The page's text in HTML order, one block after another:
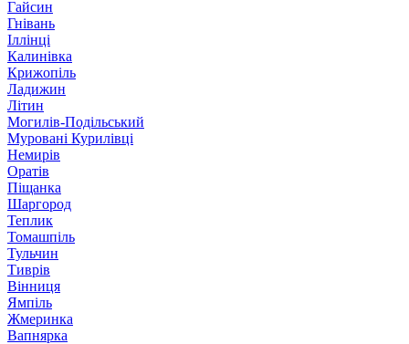
Гайсин
Гнівань
Іллінці
Калинівка
Крижопіль
Ладижин
Літин
Могилів-Подільський
Муровані Курилівці
Немирів
Оратів
Піщанка
Шаргород
Теплик
Томашпіль
Тульчин
Тиврів
Вінниця
Ямпіль
Жмеринка
Вапнярка